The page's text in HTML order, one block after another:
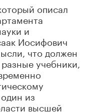
описал
и
Иосифович
что должен
учебники,
из
высшей